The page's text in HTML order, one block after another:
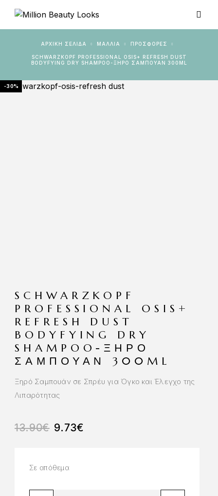
ΑΡΧΙΚΉ ΣΕΛΊΔΑ ΜΑΛΛΙΑ ΠΡΟΣΦΟΡΈΣ
SCHWARZKOPF PROFESSIONAL OSIS+ REFRESH DUST
BODYFYING DRY SHAMPOO-ΞΗΡΌ ΣΑΜΠΟΥΆΝ 300ML
-30%
SCHWARZKOPF
PROFESSIONAL OSIS+
REFRESH DUST
BODYFYING DRY
SHAMPOO-ΞΗΡΌ
ΣΑΜΠΟΥΆΝ 300ML
Ξηρό Σαμπουάν σε Σπρέυ για Όγκο και Έλεγχο της
Λιπαρότητας
13.90€ 9.73€
Σε απόθεμα